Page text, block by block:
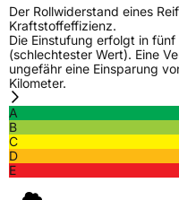
ModellnameRU 025
FahrzeugartPKW & SUV
Weitere Eigenschaften
SchlauchtypTL
ZustandNeureifen
Der Rollwiderstand eines
Kraftstoffeffizienz.
Die Einstufung erfolgt in
(schlechtester Wert). Eine
ungefähr eine Einsparung
Kilometer.
A
B
C
D
E